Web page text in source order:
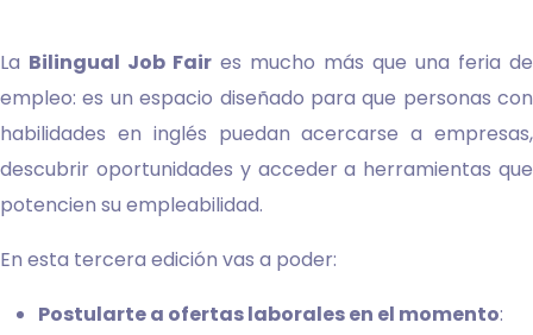
La Bilingual Job Fair es mucho más que una feria de
empleo: es un espacio diseñado para que personas con
habilidades en inglés puedan acercarse a empresas,
descubrir oportunidades y acceder a herramientas que
potencien su empleabilidad.
En esta tercera edición vas a poder:
Postularte a ofertas laborales en el momento: